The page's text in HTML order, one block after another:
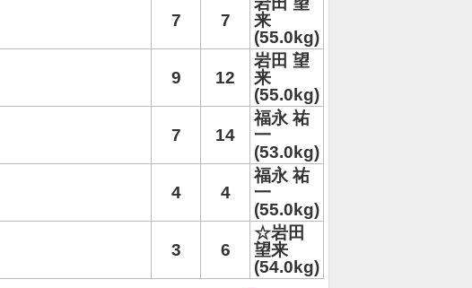
7 7
来
(55.0kg)
9 12
岩田 望
来
(55.0kg)
7 14
福永 祐
一
(53.0kg)
4 4
福永 祐
一
(55.0kg)
3 6
☆岩田
望来
(54.0kg)